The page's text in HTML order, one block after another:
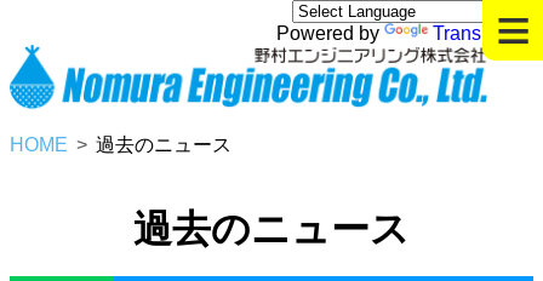
Powered by Translate≡
HOME 過去のニュース
過去のニュース